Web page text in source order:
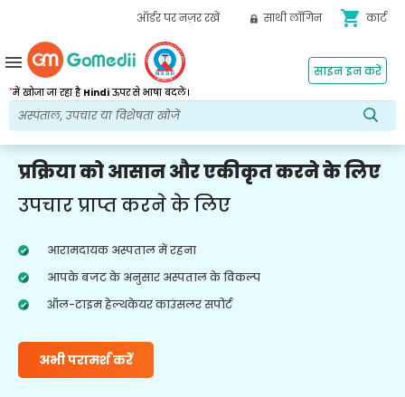
ऑर्डर पर नज़र रखें साथी लॉगिन shopping_cart कार्ट
*में खोजा जा रहा है Hindiऊपर से भाषा बदलें।
साइन इन करें
menu
प्रक्रिया को आसान और एकीकृत करने के लिए
उपचार प्राप्त करने के लिए
आरामदायक अस्पताल में रहना
आपके बजट के अनुसार अस्पताल के विकल्प
ऑल-टाइम हेल्थकेयर काउंसलर सपोर्ट
अभी परामर्श करें